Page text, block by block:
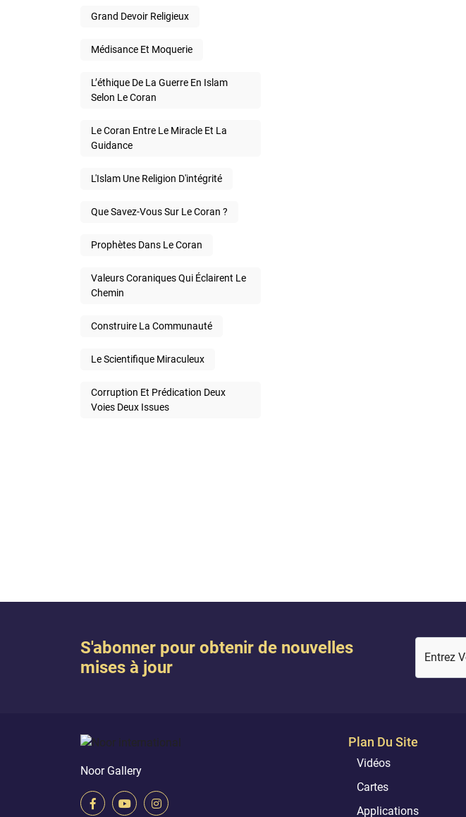
Grand Devoir Religieux
Médisance Et Moquerie
L’éthique De La Guerre En Islam
Selon Le Coran
Le Coran Entre Le Miracle Et La
Guidance
L'Islam Une Religion D'intégrité
Que Savez-Vous Sur Le Coran ?
Prophètes Dans Le Coran
Valeurs Coraniques Qui Éclairent Le
Chemin
Construire La Communauté
Le Scientifique Miraculeux
Corruption Et Prédication Deux
Voies Deux Issues
S'abonner pour obtenir de nouvelles
mises à jour
Entrez
Noor Gallery
Plan Du Site
Vidéos
Cartes
Applications